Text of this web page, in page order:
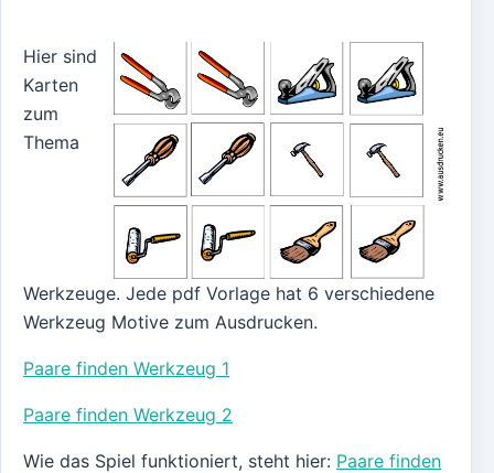
Hier sind
Karten
zum
Thema
Werkzeuge. Jede pdf Vorlage hat 6 verschiedene
Werkzeug Motive zum Ausdrucken.
Paare finden Werkzeug 1
Paare finden Werkzeug 2
Wie das Spiel funktioniert, steht hier: Paare finden